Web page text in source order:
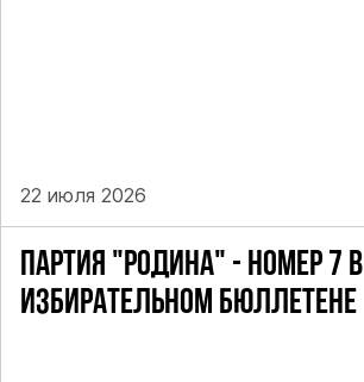
ПАРТИЯ "РОДИНА" - НОМЕР 7 В
ИЗБИРАТЕЛЬНОМ БЮЛЛЕТЕНЕ
22 июля 2026